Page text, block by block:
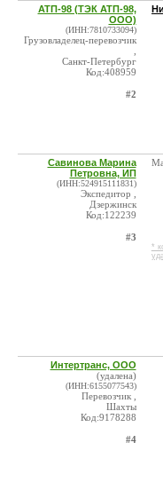
АТП-98 (ТЭК АТП-98,
ООО)
(ИНН:7810733094)
Грузовладелец-перевозчик
Санкт-Петербург
Код:408959
#2
Савинова Марина
Петровна, ИП
(ИНН:524915111831)
Экспедитор ,
Дзержинск
Код:122239
#3
*
Интертранс, ООО
(удалена)
(ИНН:6155077543)
Перевозчик ,
Шахты
Код:9178288
#4